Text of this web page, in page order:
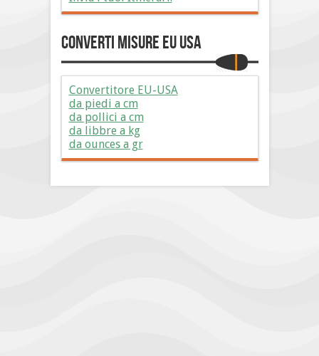
Converti Misure EU USA
Convertitore EU-USA
da piedi a cm
da pollici a cm
da libbre a kg
da ounces a gr